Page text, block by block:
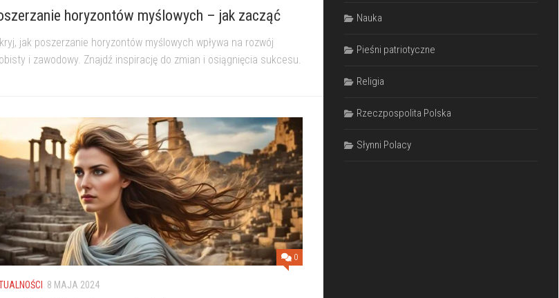
horyzontów myślowych – jak zacząć
jak poszerzanie horyzontów myślowych wpływa na rozwój
i zawodowy. Znajdź inspirację do zmian i osiągnięcia sukcesu.
0
8 MAJA 2024
Nauka
Pieśni patriotyczne
Religia
Rzeczpospolita Polska
Słynni Polacy